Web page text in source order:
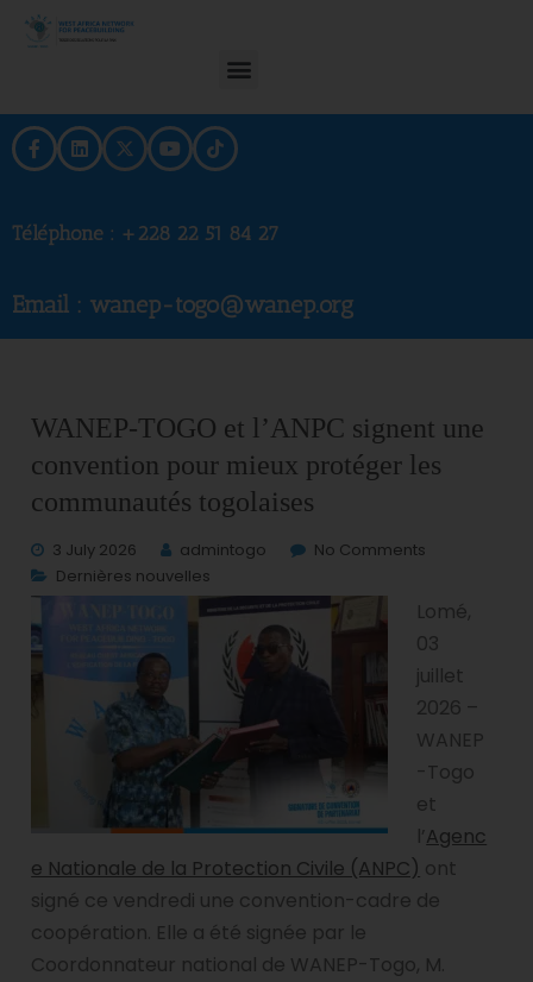
Téléphone : +228 22 51 84 27
Email : wanep-togo@wanep.org
WANEP-TOGO et l’ANPC signent une
convention pour mieux protéger les
communautés togolaises
3 July 2026 admintogo
No Comments
Dernières nouvelles
Lomé,
03
juillet
2026 –
WANEP
-Togo
et
l’Agenc
e Nationale de la Protection Civile (ANPC) ont
signé ce vendredi une convention-cadre de
coopération. Elle a été signée par le
Coordonnateur national de WANEP-Togo, M.